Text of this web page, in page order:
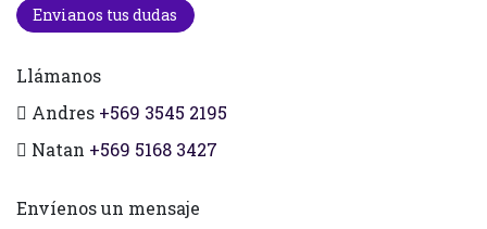
Envianos tus dudas
Llámanos
Andres +569 3545 2195
Natan +569 5168 3427
Envíenos un mensaje